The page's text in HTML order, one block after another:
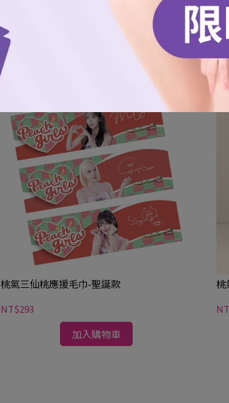
桃氣三仙桃應援毛巾-聖誕款
NT$293
加入購物車
桃